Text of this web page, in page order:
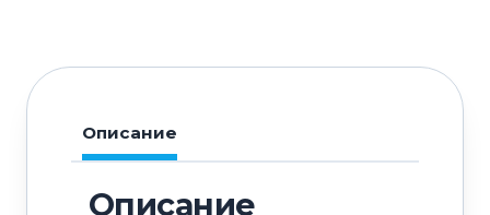
Описание
Описание